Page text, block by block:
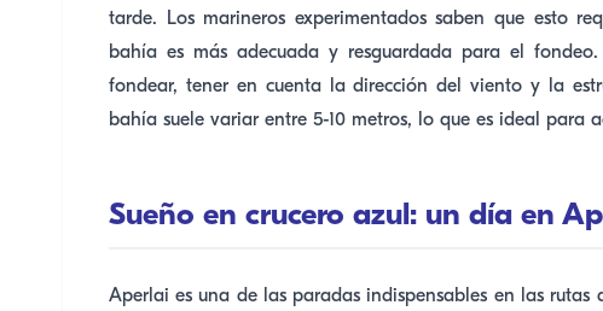
tarde. Los marineros experimentados saben que esto
bahía es más adecuada y resguardada para el
fondear, tener en cuenta la dirección del viento y la
bahía suele variar entre 5-10 metros, lo que es ideal para
Sueño en crucero azul: un día en
Aperlai es una de las paradas indispensables en las rutas